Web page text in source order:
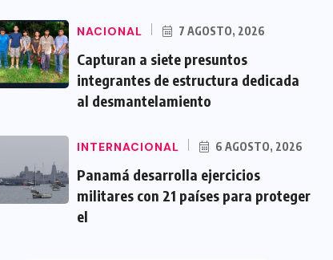
NACIONAL 7 AGOSTO, 2026
Capturan a siete presuntos
integrantes de estructura dedicada
al desmantelamiento
INTERNACIONAL 6 AGOSTO, 2026
Panamá desarrolla ejercicios
militares con 21 países para proteger
el